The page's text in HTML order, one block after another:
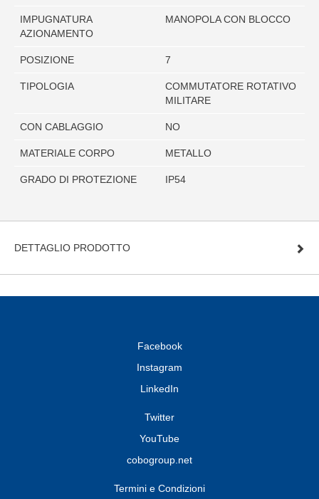
IMPUGNATURA
AZIONAMENTO
MANOPOLA CON BLOCCO
POSIZIONE 7
TIPOLOGIA
COMMUTATORE ROTATIVO
MILITARE
CON CABLAGGIO NO
MATERIALE CORPO METALLO
GRADO DI PROTEZIONE IP54
DETTAGLIO PRODOTTO
Facebook
Instagram
LinkedIn
Twitter
YouTube
cobogroup.net
Termini e Condizioni